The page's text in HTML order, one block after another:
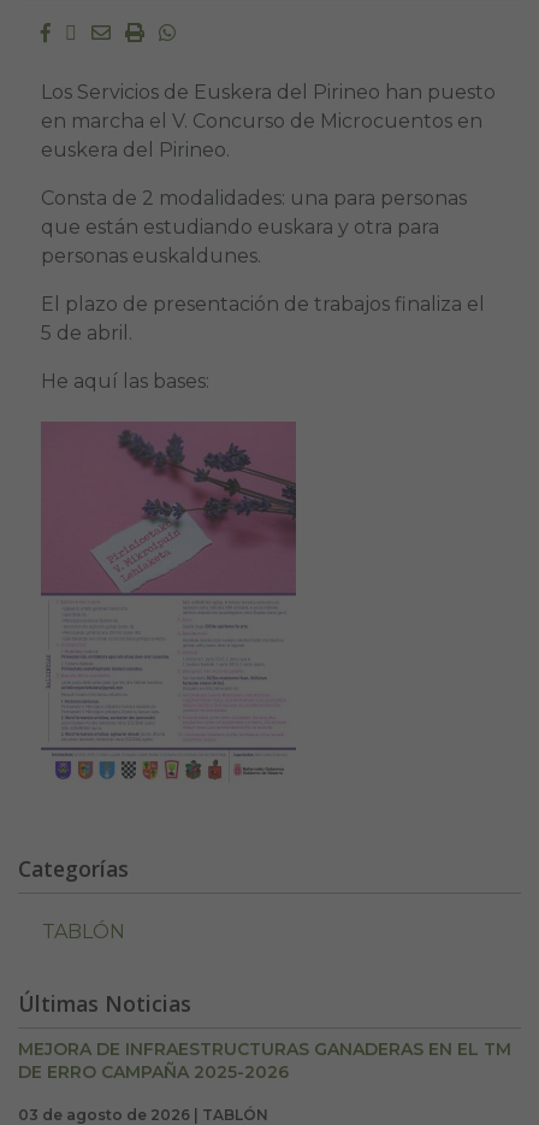
Facebook
Twitter
EmailImprimir
Whatsapp
Los Servicios de Euskera del Pirineo han puesto
en marcha el V. Concurso de Microcuentos en
euskera del Pirineo.
Consta de 2 modalidades: una para personas
que están estudiando euskara y otra para
personas euskaldunes.
El plazo de presentación de trabajos finaliza el
5 de abril.
He aquí las bases:
Categorías
TABLÓN
Últimas Noticias
MEJORA DE INFRAESTRUCTURAS GANADERAS EN EL TM
DE ERRO CAMPAÑA 2025-2026
03 de agosto de 2026 | TABLÓN